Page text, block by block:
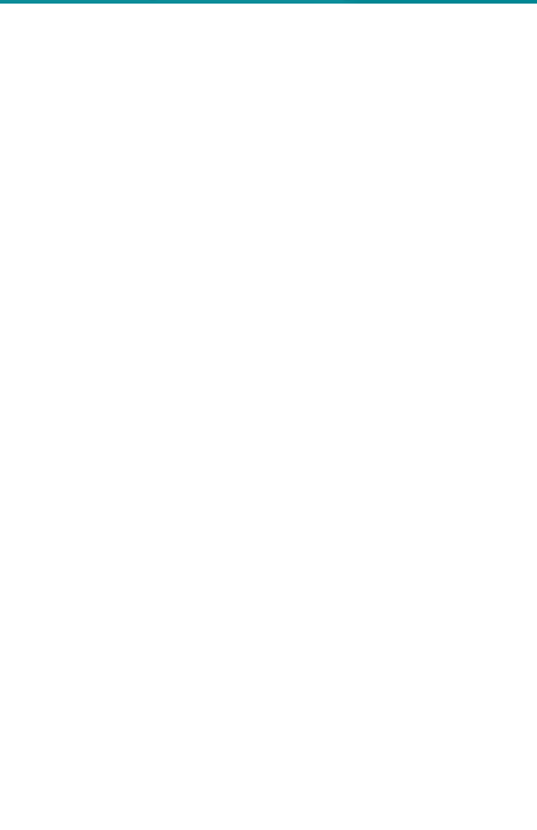
respect de votre cahier des charges, la prise en compte